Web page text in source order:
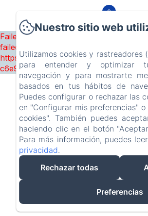
Failed to load BookingEngine/index:
failed. (missing:
https://d1cmur5l0xva3h.cloudfront.net/
c6e932f9d3d27b65-
Nuestro sitio web
Utilizamos cookies y rastreadores
para entender y optimizar
navegación y para mostrarte
basados en tus hábitos de
Puedes configurar o rechazar las
en "Configurar mis preferencias"
cookies". También puedes
haciendo clic en el botón
Para más información, puedes
privacidad.
Rechazar todas
Preferencias